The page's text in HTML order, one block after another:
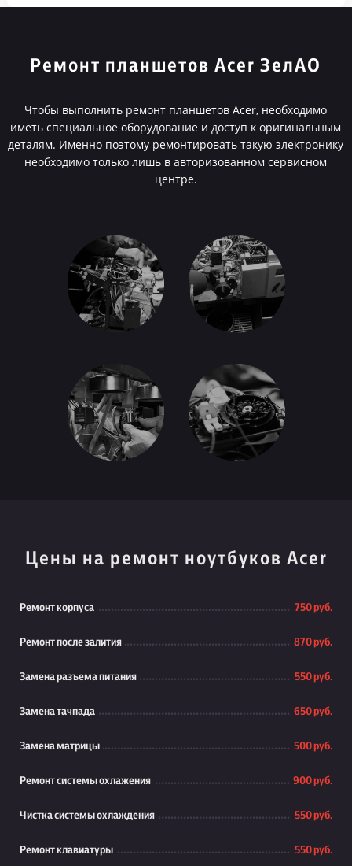
Ремонт планшетов Acer ЗелАО
Чтобы выполнить ремонт планшетов Acer, необходимо
иметь специальное оборудование и доступ к оригинальным
деталям. Именно поэтому ремонтировать такую электронику
необходимо только лишь в авторизованном сервисном
центре.
Цены на ремонт ноутбуков Acer
Ремонт корпуса 750 руб.
Ремонт после залития 870 руб.
Замена разъема питания 550 руб.
Замена тачпада 650 руб.
Замена матрицы 500 руб.
Ремонт системы охлажения 900 руб.
Чистка системы охлаждения 550 руб.
Ремонт клавиатуры 550 руб.